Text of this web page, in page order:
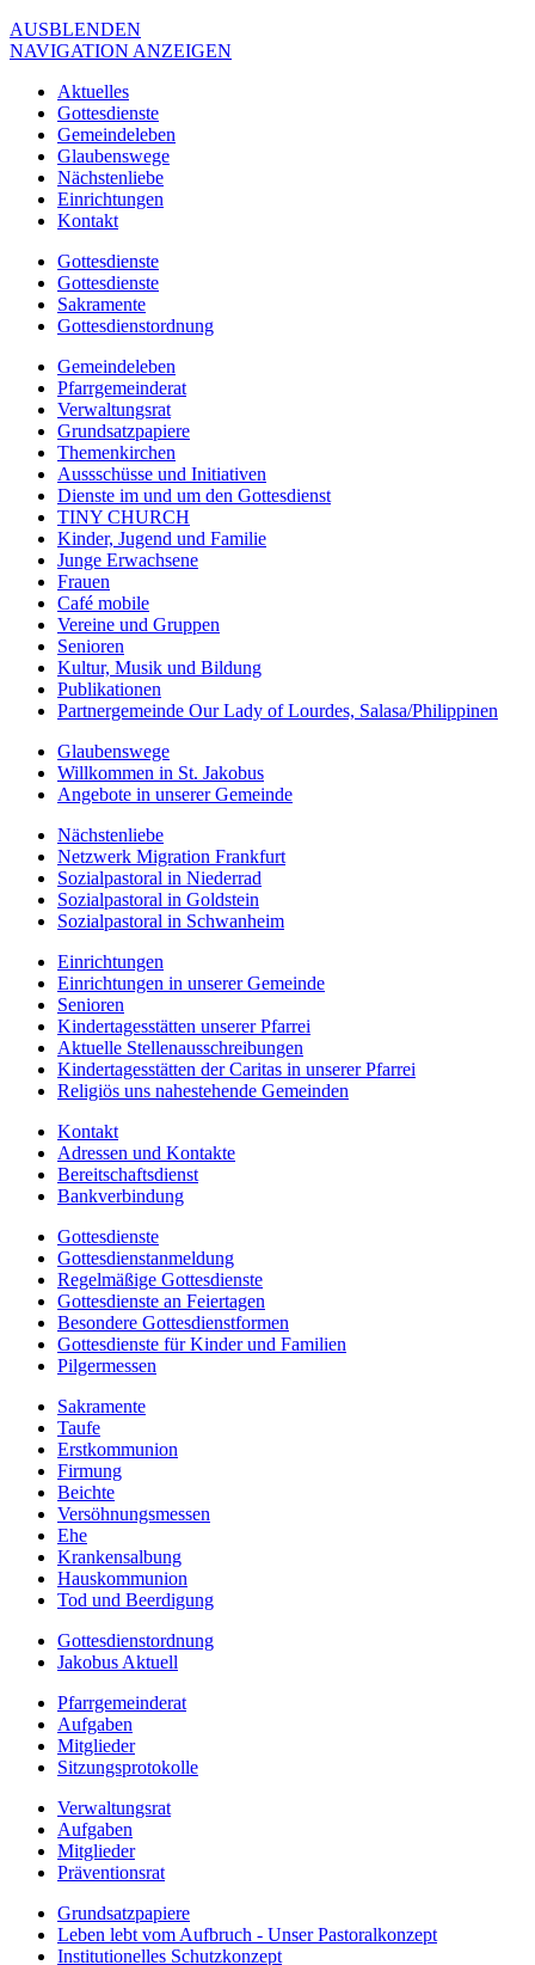
AUSBLENDEN
NAVIGATION ANZEIGEN
Aktuelles
Gottesdienste
Gemeindeleben
Glaubenswege
Nächstenliebe
Einrichtungen
Kontakt
Gottesdienste
Gottesdienste
Sakramente
Gottesdienstordnung
Gemeindeleben
Pfarrgemeinderat
Verwaltungsrat
Grundsatzpapiere
Themenkirchen
Aussschüsse und Initiativen
Dienste im und um den Gottesdienst
TINY CHURCH
Kinder, Jugend und Familie
Junge Erwachsene
Frauen
Café mobile
Vereine und Gruppen
Senioren
Kultur, Musik und Bildung
Publikationen
Partnergemeinde Our Lady of Lourdes, Salasa/Philippinen
Glaubenswege
Willkommen in St. Jakobus
Angebote in unserer Gemeinde
Nächstenliebe
Netzwerk Migration Frankfurt
Sozialpastoral in Niederrad
Sozialpastoral in Goldstein
Sozialpastoral in Schwanheim
Einrichtungen
Einrichtungen in unserer Gemeinde
Senioren
Kindertagesstätten unserer Pfarrei
Aktuelle Stellenausschreibungen
Kindertagesstätten der Caritas in unserer Pfarrei
Religiös uns nahestehende Gemeinden
Kontakt
Adressen und Kontakte
Bereitschaftsdienst
Bankverbindung
Gottesdienste
Gottesdienstanmeldung
Regelmäßige Gottesdienste
Gottesdienste an Feiertagen
Besondere Gottesdienstformen
Gottesdienste für Kinder und Familien
Pilgermessen
Sakramente
Taufe
Erstkommunion
Firmung
Beichte
Versöhnungsmessen
Ehe
Krankensalbung
Hauskommunion
Tod und Beerdigung
Gottesdienstordnung
Jakobus Aktuell
Pfarrgemeinderat
Aufgaben
Mitglieder
Sitzungsprotokolle
Verwaltungsrat
Aufgaben
Mitglieder
Präventionsrat
Grundsatzpapiere
Leben lebt vom Aufbruch - Unser Pastoralkonzept
Institutionelles Schutzkonzept